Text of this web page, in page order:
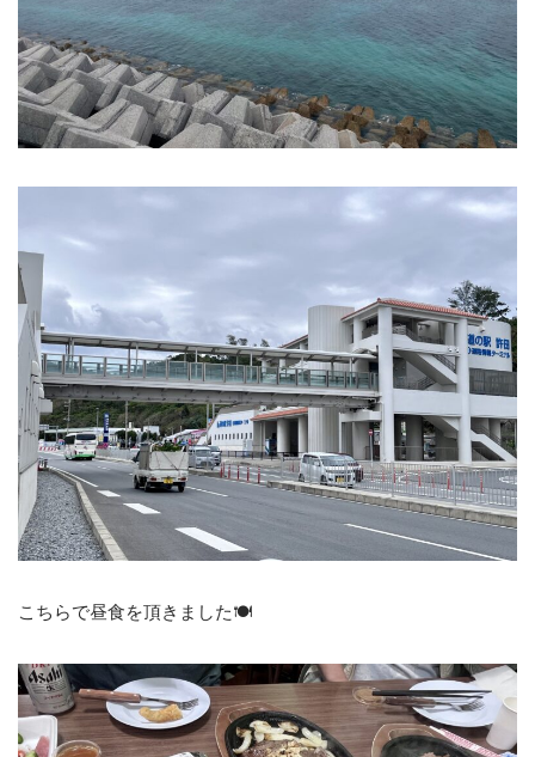
こちらで昼食を頂きました🍽